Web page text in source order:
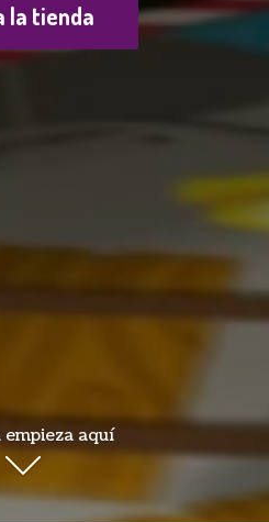
la tienda
empieza aquí